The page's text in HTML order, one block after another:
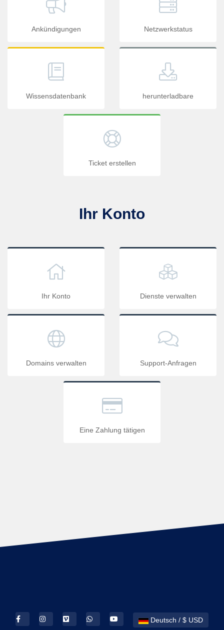
Ankündigungen Netzwerkstatus
Wissensdatenbank herunterladbare
Ticket erstellen
Ihr Konto
Ihr Konto Dienste verwalten
Domains verwalten Support-Anfragen
Eine Zahlung tätigen
Deutsch / $ USD